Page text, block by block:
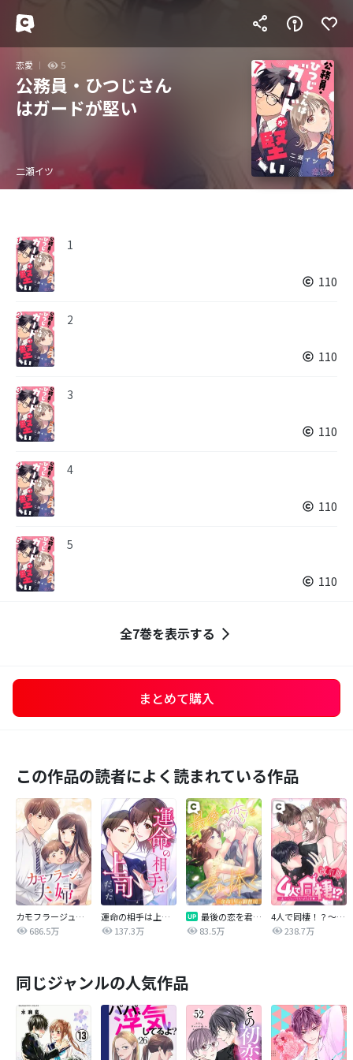
恋愛 5
公務員・ひつじさん
はガードが堅い
二瀬イツ
1
110
2
110
3
110
4
110
5
110
全7巻を表示する
まとめて購入
この作品の読者によく読まれている作品
カモフラージュ夫婦
686.5万
運命の相手は上司だった
137.3万
最後の恋を君に捧ぐ～余命1年の御曹司～
83.5万
4人で同棲！？～逆ハーレムハウスへようこそ♥～【改訂版】
238.7万
同じジャンルの人気作品